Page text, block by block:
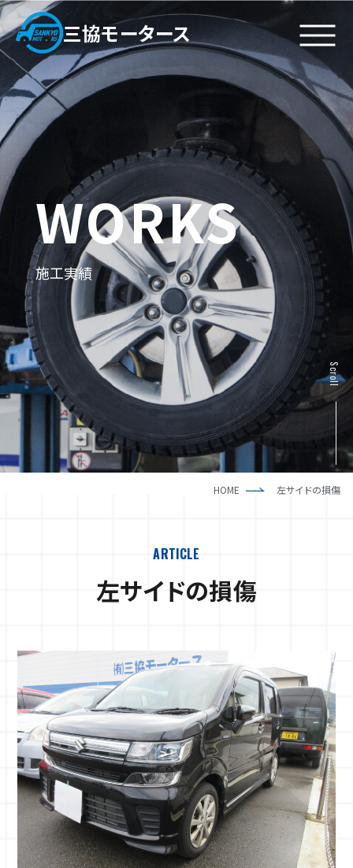
WORKS
施工実績
三協モータース
私たちについて
代表挨拶
会社概要
・ 鈑金塗装
・ カスタム塗装
一般修理
サービス
鈑金塗装
車検
一般修理
お問い合わせ
アクセス
お問い合わせフォーム
新・中古車販売
新車一覧
中古車一覧
採用情報
採用情報
Scroll
HOME 左サイドの損傷
ARTICLE
左サイドの損傷